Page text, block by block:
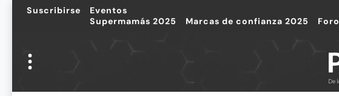
Suscribirse
Eventos
Supermamás 2025
Marcas de confianza 2025